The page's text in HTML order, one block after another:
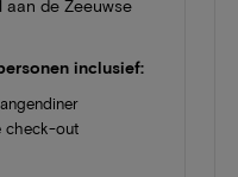
aan de Zeeuwse
inclusief:
check-out